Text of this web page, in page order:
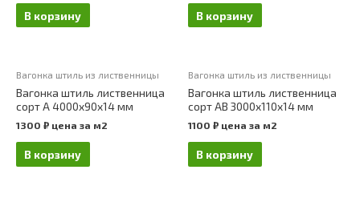
В корзину В корзину
Вагонка штиль из лиственницы
Вагонка штиль лиственница
сорт А 4000х90х14 мм
1300 ₽ цена за м2
В корзину
Вагонка штиль из лиственницы
Вагонка штиль лиственница
сорт АВ 3000х110х14 мм
1100 ₽ цена за м2
В корзину